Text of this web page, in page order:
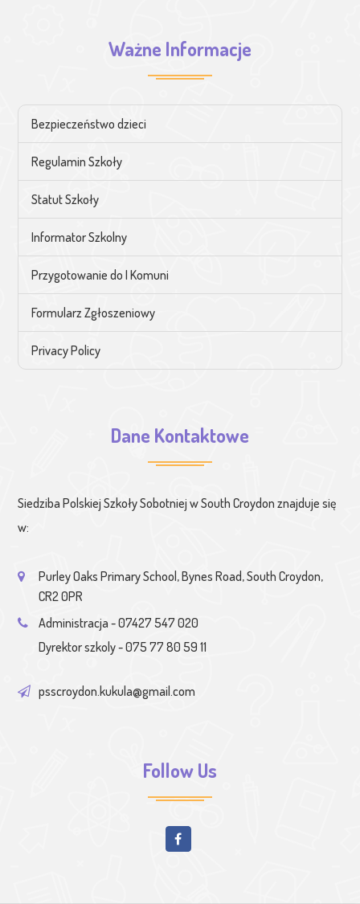
Ważne Informacje
Bezpieczeństwo dzieci
Regulamin Szkoły
Statut Szkoły
Informator Szkolny
Przygotowanie do I Komuni
Formularz Zgłoszeniowy
Privacy Policy
Dane Kontaktowe
Siedziba Polskiej Szkoły Sobotniej w South Croydon znajduje się
w:
Purley Oaks Primary School, Bynes Road, South Croydon,
CR2 0PR
Administracja - 07427 547 020
Dyrektor szkoly - 075 77 80 59 11
psscroydon.kukula@gmail.com
Follow Us